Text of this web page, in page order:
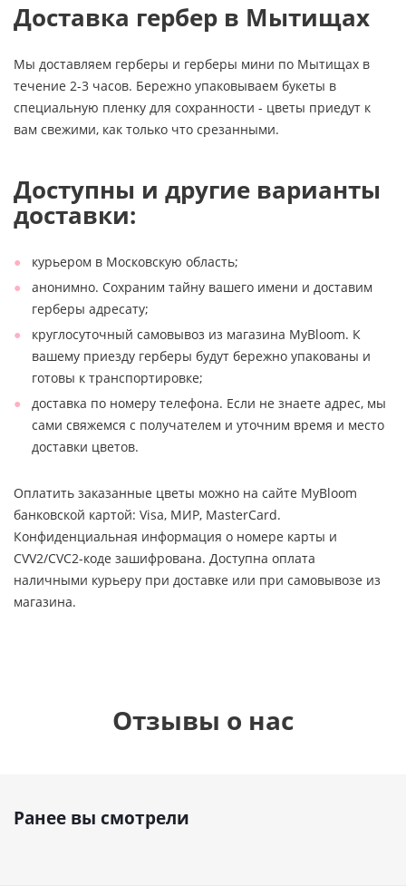
Доставка гербер в Мытищах
Мы доставляем герберы и герберы мини по Мытищах в
течение 2-3 часов. Бережно упаковываем букеты в
специальную пленку для сохранности - цветы приедут к
вам свежими, как только что срезанными.
Доступны и другие варианты
доставки:
курьером в Московскую область;
анонимно. Сохраним тайну вашего имени и доставим
герберы адресату;
круглосуточный самовывоз из магазина MyBloom. К
вашему приезду герберы будут бережно упакованы и
готовы к транспортировке;
доставка по номеру телефона. Если не знаете адрес, мы
сами свяжемся с получателем и уточним время и место
доставки цветов.
Оплатить заказанные цветы можно на сайте MyBloom
банковской картой: Visa, МИР, MasterCard.
Конфиденциальная информация о номере карты и
CVV2/CVC2-коде зашифрована. Доступна оплата
наличными курьеру при доставке или при самовывозе из
магазина.
Отзывы о нас
Ранее вы смотрели